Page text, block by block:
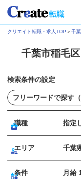
クリエイト転職・求人TOP ＞千
千葉市稲毛
検索条件の設定
職種 指定
エリア 千葉
条件 月給